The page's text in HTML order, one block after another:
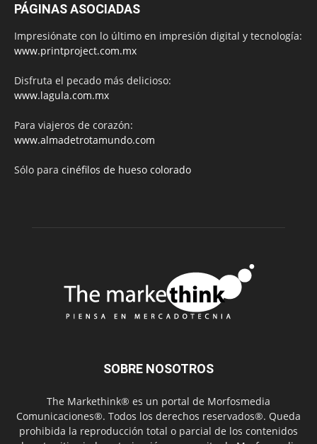
PÁGINAS ASOCIADAS
Impresiónate con lo último en impresión digital y tecnología:
www.printproject.com.mx
Disfruta el pecado más delicioso:
www.lagula.com.mx
Para viajeros de corazón:
www.almadetrotamundo.com
Sólo para cinéfilos de hueso colorado
SOBRE NOSOTROS
The Markethink® es un portal de Morfosmedia
Comunicaciones®. Todos los derechos reservados®. Queda
prohibida la reproducción total o parcial de los contenidos